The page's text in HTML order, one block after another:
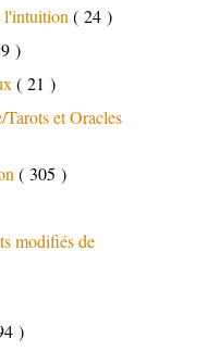
l'intuition( 24 )
)
( 21 )
et Oracles
( 305 )
modifiés de
)